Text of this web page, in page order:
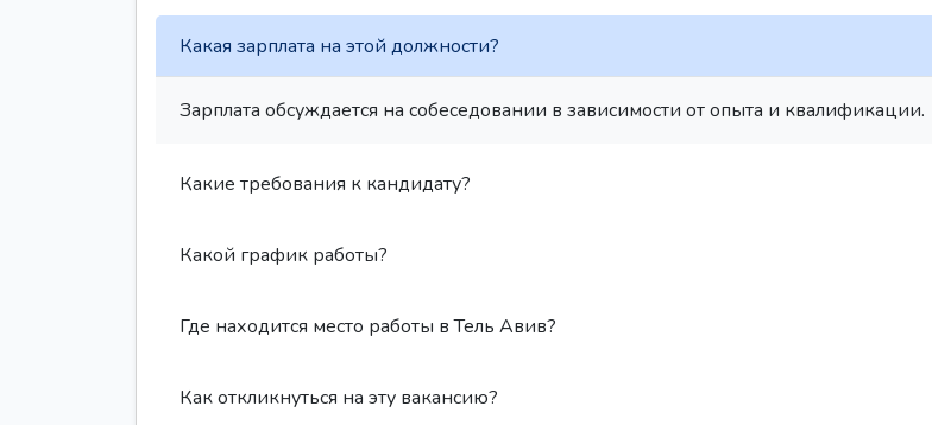
Какая зарплата на этой должности?
Зарплата обсуждается на собеседовании в зависимости от опыта и квалификации.
Какие требования к кандидату?
Какой график работы?
Где находится место работы в Тель Авив?
Как откликнуться на эту вакансию?